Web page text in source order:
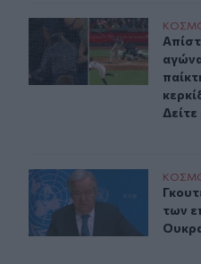
Απίστευτο περιστατικό
Δείτε
Γκουτέρες: Άμεσος
των